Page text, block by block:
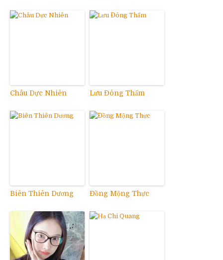
Châu Dực Nhiên Lưu Đông Thấm
Biên Thiên Dương Đồng Mộng Thực